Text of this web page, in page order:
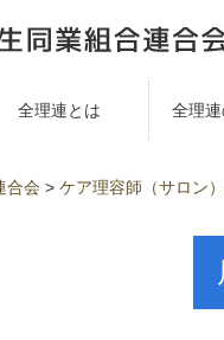
全理連とは 全理
合会 > ケア理容師（サロン